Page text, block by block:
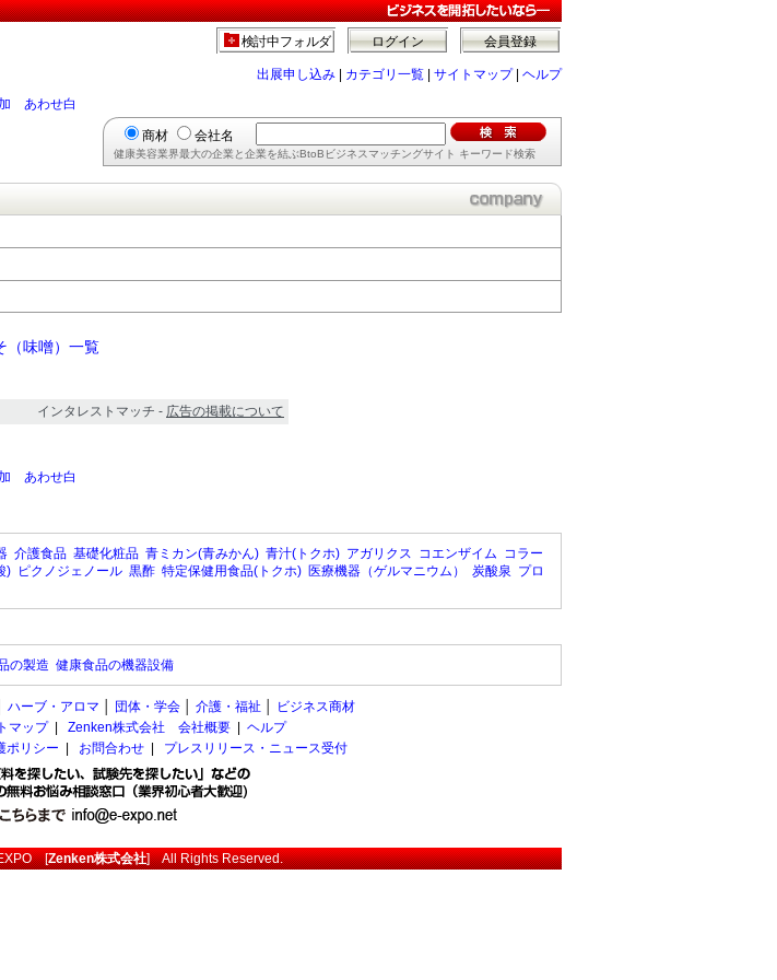
会員登録
ログイン
検討中フォルダ
出展申し込み カテゴリ一覧 サイトマップ| ヘルプ
あわせ白
商材 会社名
健康美容業界最大の企業と企業を結ぶBtoBビジネスマッチングサイト キーワード検索
（味噌）一覧
インタレストマッチ - 広告の掲載について
あわせ白
介護食品 基礎化粧品 青ミカン(青みかん) 青汁(トクホ) アガリクス コエンザイム コラー
) ピクノジェノール 黒酢 特定保健用食品(トクホ) 医療機器（ゲルマニウム） 炭酸泉 プロ
の製造 健康食品の機器設備
ハーブ・アロマ 団体・学会 介護・福祉
ビジネス商材
マップ| Zenken株式会社 会社概要
ヘルプ
ポリシー お問合わせ プレスリリース・ニュース受付
[Zenken株式会社] All Rights Reserved.